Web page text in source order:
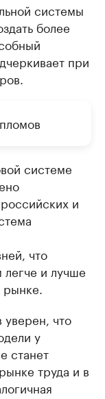
системы
более
при
системе
и
что
и лучше
уверен, что
у
станет
труда и в